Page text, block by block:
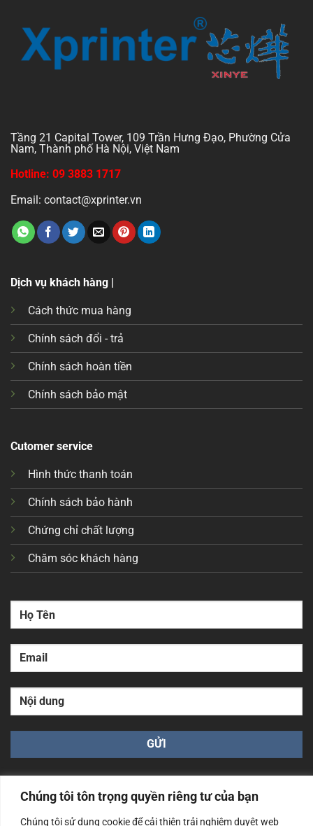
Chúng tôi tôn trọng quyền riêng tư của bạn
Chúng tôi sử dụng cookie để cải thiện trải nghiệm duyệt web
Tầng 21 Capital Tower, 109 Trần Hưng Đạo, Phường Cửa
Nam, Thành phố Hà Nội, Việt Nam
Hotline: 09 3883 1717
Email: contact@xprinter.vn
Dịch vụ khách hàng |
Cách thức mua hàng
Chính sách đổi - trả
Chính sách hoàn tiền
Chính sách bảo mật
Cutomer service
Hình thức thanh toán
Chính sách bảo hành
Chứng chỉ chất lượng
Chăm sóc khách hàng